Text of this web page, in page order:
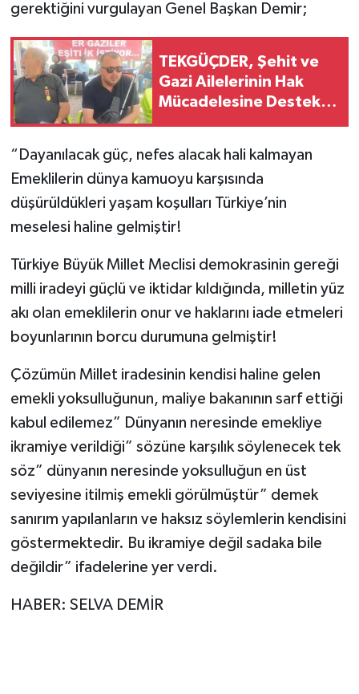
gerektiğini vurgulayan Genel Başkan Demir;
TEKGÜÇDER, Şehit ve
Gazi Ailelerinin Hak
Mücadelesine Destek
“Dayanılacak güç, nefes alacak hali kalmayan
Emeklilerin dünya kamuoyu karşısında
düşürüldükleri yaşam koşulları Türkiye’nin
meselesi haline gelmiştir!
Türkiye Büyük Millet Meclisi demokrasinin gereği
milli iradeyi güçlü ve iktidar kıldığında, milletin yüz
akı olan emeklilerin onur ve haklarını iade etmeleri
boyunlarının borcu durumuna gelmiştir!
Çözümün Millet iradesinin kendisi haline gelen
emekli yoksulluğunun, maliye bakanının sarf ettiği
kabul edilemez” Dünyanın neresinde emekliye
ikramiye verildiği” sözüne karşılık söylenecek tek
söz” dünyanın neresinde yoksulluğun en üst
seviyesine itilmiş emekli görülmüştür” demek
sanırım yapılanların ve haksız söylemlerin kendisini
göstermektedir. Bu ikramiye değil sadaka bile
değildir” ifadelerine yer verdi.
HABER: SELVA DEMİR